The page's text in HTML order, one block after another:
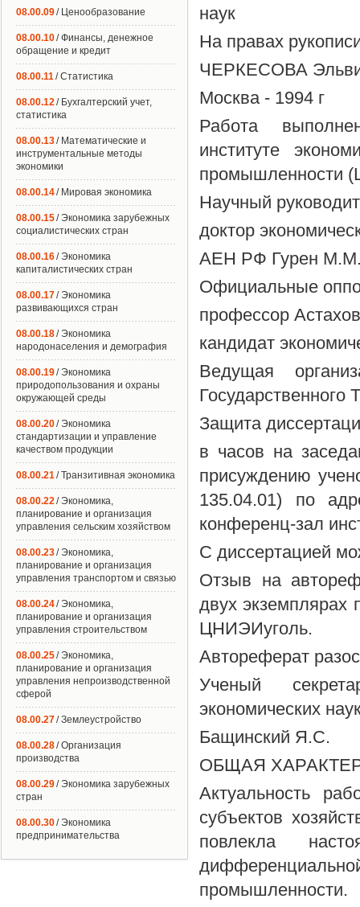
наук
На правах
ЧЕРКЕСОВА
Москва - 1994 г
Работа
институте
промышленности
Научный
доктор
АЕН РФ Гурен
Официальные
профессор
кандидат
Ведущая
Государственного
Защита
в часов на
присуждению
135.04.01) по
конференц-зал
С диссертацией
Отзыв на
двух экземплярах
ЦНИЭИуголь.
Автореферат
Ученый
экономических
Бащинский Я.С.
ОБЩАЯ
Актуальность
субъектов
повлекла
промышленности.
08.00.09/ Ценообразование
08.00.10/ Финансы, денежное
обращение и кредит
08.00.11/ Статистика
08.00.12/ Бухгалтерский учет,
статистика
08.00.13/ Математические и
инструментальные методы
экономики
08.00.14/ Мировая экономика
08.00.15/ Экономика зарубежных
социалистических стран
08.00.16/ Экономика
капиталистических стран
08.00.17/ Экономика
развивающихся стран
08.00.18/ Экономика
народонаселения и демография
08.00.19/ Экономика
природопользования и охраны
окружающей среды
08.00.20/ Экономика
стандартизации и управление
качеством продукции
08.00.21/ Транзитивная экономика
08.00.22/ Экономика,
планирование и организация
управления сельским хозяйством
08.00.23/ Экономика,
планирование и организация
управления транспортом и связью
08.00.24/ Экономика,
планирование и организация
управления строительством
08.00.25/ Экономика,
планирование и организация
управления непроизводственной
сферой
08.00.27/ Землеустройство
08.00.28/ Организация
производства
08.00.29/ Экономика зарубежных
стран
08.00.30/ Экономика
предпринимательства